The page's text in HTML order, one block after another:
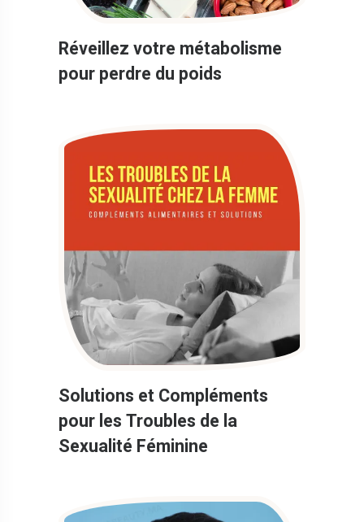
Réveillez votre métabolisme
pour perdre du poids
Solutions et Compléments
pour les Troubles de la
Sexualité Féminine